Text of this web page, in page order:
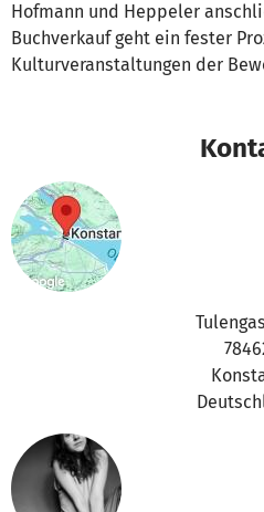
Hofmann und Heppeler
Buchverkauf geht ein fester
Kulturveranstaltungen der